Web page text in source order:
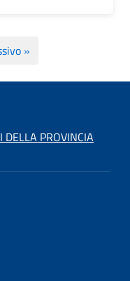
»
DELLA PROVINCIA